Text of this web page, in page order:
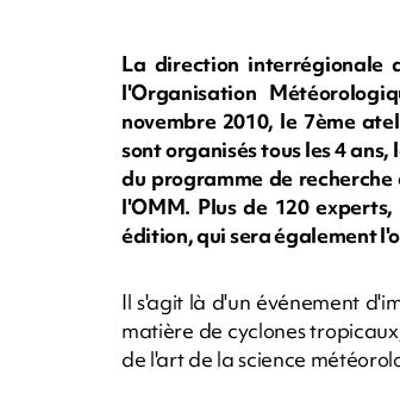
La direction interrégionale
l'Organisation
novembre 2010, le 7ème
sont organisés tous les 4
du programme de
l'OMM. Plus de 120
édition, qui sera également
Il s'agit là d'un événement
matière de cyclones
de l'art de la science